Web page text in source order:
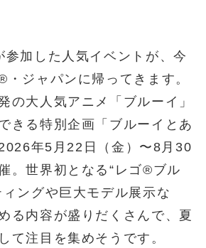
参加した人気イベントが、今
ジャパンに帰ってきます。
の大人気アニメ「ブルーイ」
きる特別企画「ブルーイとあ
年5月22日（金）〜8月30
。世界初となる“レゴ®ブル
ィングや巨大モデル展示な
る内容が盛りだくさんで、夏
て注目を集めそうです。